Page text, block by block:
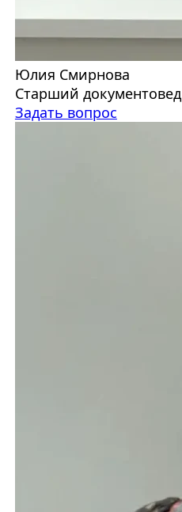
Юлия Смирнова
Старший документовед
Задать вопрос